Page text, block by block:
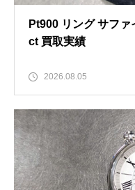
Pt900 リング サフ
ct 買取実績
2026.08.05